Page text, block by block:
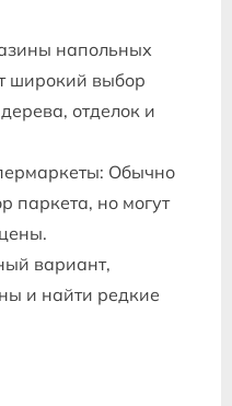
напольных
широкий выбор
отделок и
Обычно
паркета, но могут
вариант,
и найти редкие